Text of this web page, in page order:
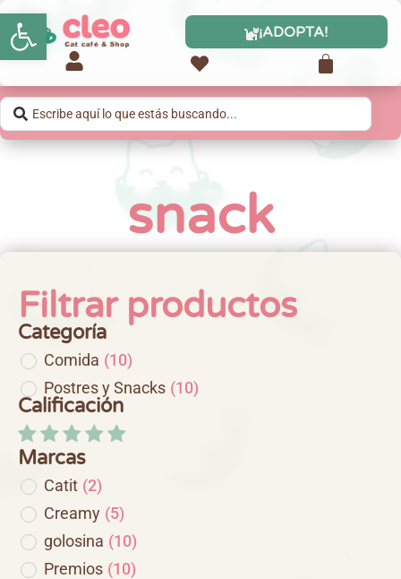
Abrir barra de herramientas ¡ADOPTA!
snack
Filtrar productos
Categoría
Comida (10)
Postres y Snacks (10)
Calificación
Marcas
Catit (2)
Creamy (5)
golosina (10)
Premios (10)